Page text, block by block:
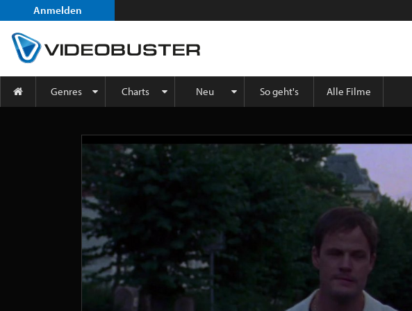
Anmelden
Genres Charts Neu So geht's Alle Filme